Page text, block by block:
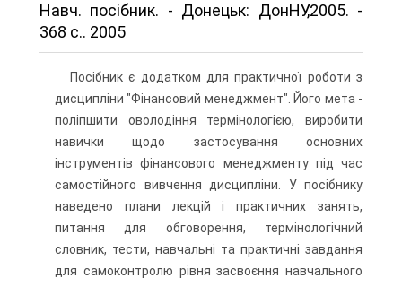
Навч. посібник. - Донецьк: ДонНУ,2005. -
368 с.. 2005
Посібник є додатком для практичної роботи з
дисципліни "Фінансовий менеджмент". Його мета -
поліпшити оволодіння термінологією, виробити
навички щодо застосування основних
інструментів фінансового менеджменту під час
самостійного вивчення дисципліни. У посібнику
наведено плани лекцій і практичних занять,
питання для обговорення, термінологічний
словник, тести, навчальні та практичні завдання
для самоконтролю рівня засвоєння навчального